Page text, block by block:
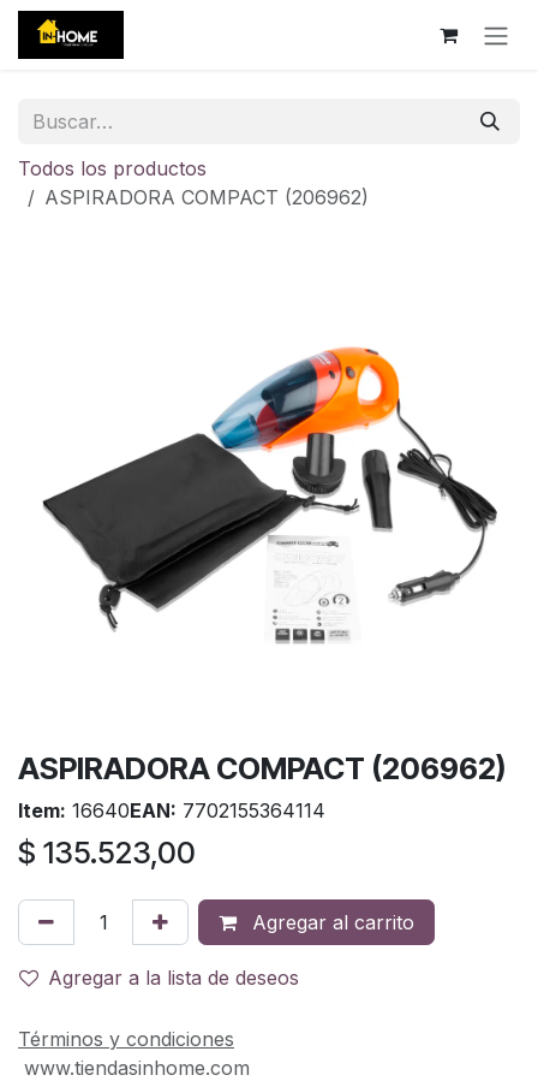
Ir al contenido
Todos los productos
ASPIRADORA COMPACT (206962)
ASPIRADORA COMPACT (206962)
Item: 16640EAN: 7702155364114
$ 135.523,00
Agregar al carrito
Agregar a la lista de deseos
Términos y condiciones
www.tiendasinhome.com